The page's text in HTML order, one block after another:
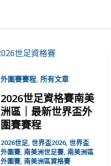
外圍賽賽程, 所有文章
2026世足資格賽南美
洲區｜最新世界盃外
圍賽賽程
2026世足 世界盃2026, 世界盃
外圍賽 南美洲世足賽 南美洲區
外圍賽 南美洲區資格賽